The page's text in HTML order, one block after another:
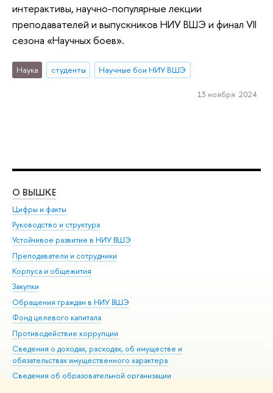
интерактивы, научно-популярные лекции
преподавателей и выпускников НИУ ВШЭ и финал VII
сезона «Научных боев».
Наука студенты Научные бои НИУ ВШЭ
13 ноября 2024
О ВЫШКЕ
Цифры и факты
Руководство и структура
Устойчивое развитие в НИУ ВШЭ
Преподаватели и сотрудники
Корпуса и общежития
Закупки
Обращения граждан в НИУ ВШЭ
Фонд целевого капитала
Противодействие коррупции
Сведения о доходах, расходах, об имуществе и
обязательствах имущественного характера
Сведения об образовательной организации